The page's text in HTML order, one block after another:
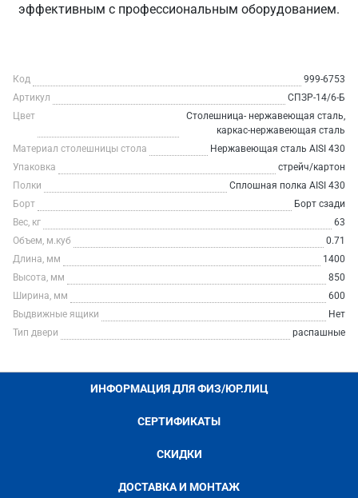
эффективным с профессиональным оборудованием.
Код
999-6753
Артикул
СПЗР-14/6-Б
Цвет
Столешница- нержавеющая сталь,
каркас-нержавеющая сталь
Материал столешницы стола
Нержавеющая сталь AISI 430
Упаковка
стрейч/картон
Полки
Сплошная полка AISI 430
Борт
Борт сзади
Вес, кг
63
Объем, м.куб
0.71
Длина, мм
1400
Высота, мм
850
Ширина, мм
600
Выдвижные ящики
Нет
Тип двери
распашные
ИНФОРМАЦИЯ ДЛЯ ФИЗ/ЮР.ЛИЦ
СЕРТИФИКАТЫ
СКИДКИ
ДОСТАВКА И МОНТАЖ